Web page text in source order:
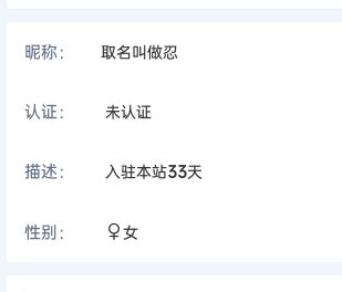
昵称： 取名叫做忍
认证： 未认证
描述： 入驻本站33天
性别： 女